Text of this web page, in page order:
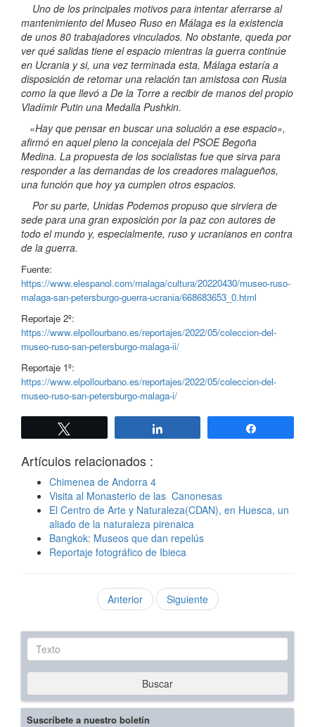
Uno de los principales motivos para intentar aferrarse al
mantenimiento del Museo Ruso en Málaga es la existencia
de unos 80 trabajadores vinculados. No obstante, queda por
ver qué salidas tiene el espacio mientras la guerra continúe
en Ucrania y si, una vez terminada esta, Málaga estaría a
disposición de retomar una relación tan amistosa con Rusia
como la que llevó a De la Torre a recibir de manos del propio
Vladímir Putin una Medalla Pushkin.
«Hay que pensar en buscar una solución a ese espacio»,
afirmó en aquel pleno la concejala del PSOE Begoña
Medina. La propuesta de los socialistas fue que sirva para
responder a las demandas de los creadores malagueños,
una función que hoy ya cumplen otros espacios.
Por su parte, Unidas Podemos propuso que sirviera de
sede para una gran exposición por la paz con autores de
todo el mundo y, especialmente, ruso y ucranianos en contra
de la guerra.
Fuente:
https://www.elespanol.com/malaga/cultura/20220430/museo-ruso-
malaga-san-petersburgo-guerra-ucrania/668683653_0.html
Reportaje 2º:
https://www.elpollourbano.es/reportajes/2022/05/coleccion-del-
museo-ruso-san-petersburgo-malaga-ii/
Reportaje 1º:
https://www.elpollourbano.es/reportajes/2022/05/coleccion-del-
museo-ruso-san-petersburgo-malaga-i/
Artículos relacionados :
Chimenea de Andorra 4
Visita al Monasterio de las Canonesas
El Centro de Arte y Naturaleza(CDAN), en Huesca, un
aliado de la naturaleza pirenaica
Bangkok: Museos que dan repelús
Reportaje fotográfico de Ibieca
Anterior Siguiente
Texto
Buscar
Suscríbete a nuestro boletín